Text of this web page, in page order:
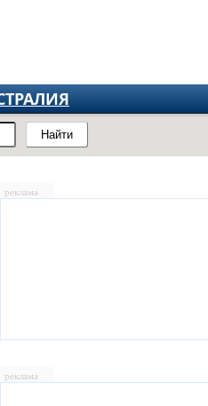
Найти
реклама
реклама